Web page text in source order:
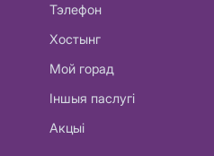
Тэлефон
Хостынг
Мой горад
Іншыя паслугі
Акцыі